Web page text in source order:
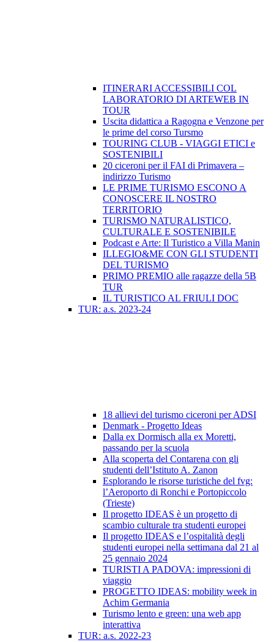
ITINERARI ACCESSIBILI COL
LABORATORIO DI ARTEWEB IN
TOUR
Uscita didattica a Ragogna e Venzone per
le prime del corso Tursmo
TOURING CLUB - VIAGGI ETICI e
SOSTENIBILI
20 ciceroni per il FAI di Primavera –
indirizzo Turismo
LE PRIME TURISMO ESCONO A
CONOSCERE IL NOSTRO
TERRITORIO
TURISMO NATURALISTICO,
CULTURALE E SOSTENIBILE
Podcast e Arte: Il Turistico a Villa Manin
ILLEGIO&ME CON GLI STUDENTI
DEL TURISMO
PRIMO PREMIO alle ragazze della 5B
TUR
IL TURISTICO AL FRIULI DOC
TUR: a.s. 2023-24
18 allievi del turismo ciceroni per ADSI
Denmark - Progetto Ideas
Dalla ex Dormisch alla ex Moretti,
passando per la scuola
Alla scoperta del Contarena con gli
studenti dell’Istituto A. Zanon
Esplorando le risorse turistiche del fvg:
l’Aeroporto di Ronchi e Portopiccolo
(Trieste)
Il progetto IDEAS è un progetto di
scambio culturale tra studenti europei
Il progetto IDEAS e l’ospitalità degli
studenti europei nella settimana dal 21 al
25 gennaio 2024
TURISTI A PADOVA: impressioni di
viaggio
PROGETTO IDEAS: mobility week in
Achim Germania
Turismo lento e green: una web app
interattiva
TUR: a.s. 2022-23